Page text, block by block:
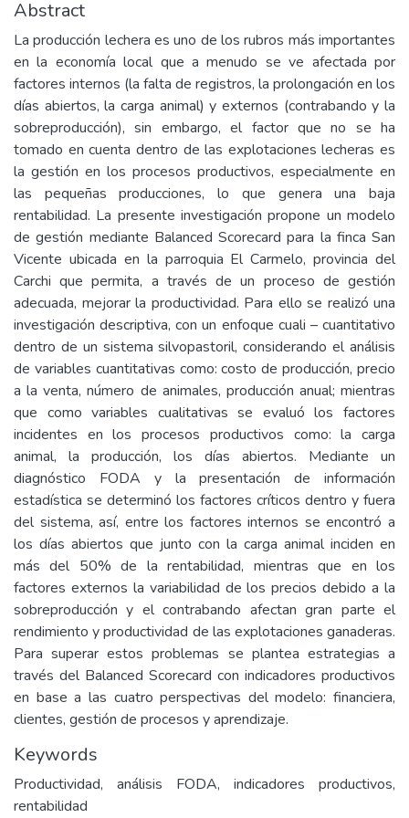
Abstract
La producción lechera es uno de los rubros más importantes
en la economía local que a menudo se ve afectada por
factores internos (la falta de registros, la prolongación en los
días abiertos, la carga animal) y externos (contrabando y la
sobreproducción), sin embargo, el factor que no se ha
tomado en cuenta dentro de las explotaciones lecheras es
la gestión en los procesos productivos, especialmente en
las pequeñas producciones, lo que genera una baja
rentabilidad. La presente investigación propone un modelo
de gestión mediante Balanced Scorecard para la finca San
Vicente ubicada en la parroquia El Carmelo, provincia del
Carchi que permita, a través de un proceso de gestión
adecuada, mejorar la productividad. Para ello se realizó una
investigación descriptiva, con un enfoque cuali – cuantitativo
dentro de un sistema silvopastoril, considerando el análisis
de variables cuantitativas como: costo de producción, precio
a la venta, número de animales, producción anual; mientras
que como variables cualitativas se evaluó los factores
incidentes en los procesos productivos como: la carga
animal, la producción, los días abiertos. Mediante un
diagnóstico FODA y la presentación de información
estadística se determinó los factores críticos dentro y fuera
del sistema, así, entre los factores internos se encontró a
los días abiertos que junto con la carga animal inciden en
más del 50% de la rentabilidad, mientras que en los
factores externos la variabilidad de los precios debido a la
sobreproducción y el contrabando afectan gran parte el
rendimiento y productividad de las explotaciones ganaderas.
Para superar estos problemas se plantea estrategias a
través del Balanced Scorecard con indicadores productivos
en base a las cuatro perspectivas del modelo: financiera,
clientes, gestión de procesos y aprendizaje.
Keywords
Productividad, análisis FODA, indicadores productivos,
rentabilidad